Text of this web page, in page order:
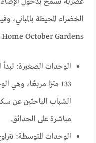
الخضراء المحيطة بالمباني،
October Gardens:
133 مترًا مربعًا،
الشباب الباحثين عن
مباشرة على الحدائق.